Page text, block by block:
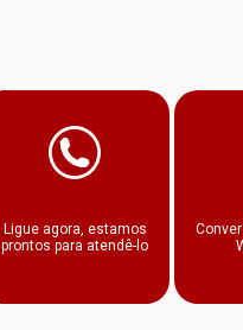
Ligue agora, estamos
prontos para atendê-lo
Facebook